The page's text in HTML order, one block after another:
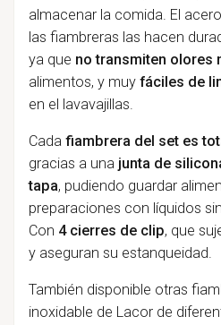
almacenar la comida. El
las fiambreras las hacen
ya que no transmiten olores
alimentos, y muy fáciles de
en el lavavajillas.
Cadafiambrera del set es
gracias a una junta de
tapa, pudiendo guardar
preparaciones con líquidos
Con 4 cierres de clip, que
y aseguran su estanqueidad.
También disponible otras
inoxidable de Lacor de